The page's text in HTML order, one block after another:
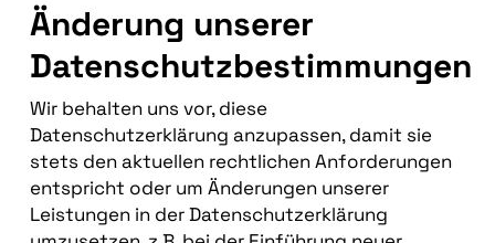
Änderung unserer
Datenschutzbestimmungen
Wir behalten uns vor, diese
Datenschutzerklärung anzupassen, damit sie
stets den aktuellen rechtlichen Anforderungen
entspricht oder um Änderungen unserer
Leistungen in der Datenschutzerklärung